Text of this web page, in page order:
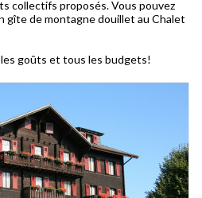
collectifs proposés. Vous pouvez
gîte de montagne douillet au Chalet
goûts et tous les budgets!